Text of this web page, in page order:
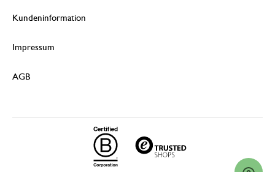
Kundeninformation
Impressum
AGB